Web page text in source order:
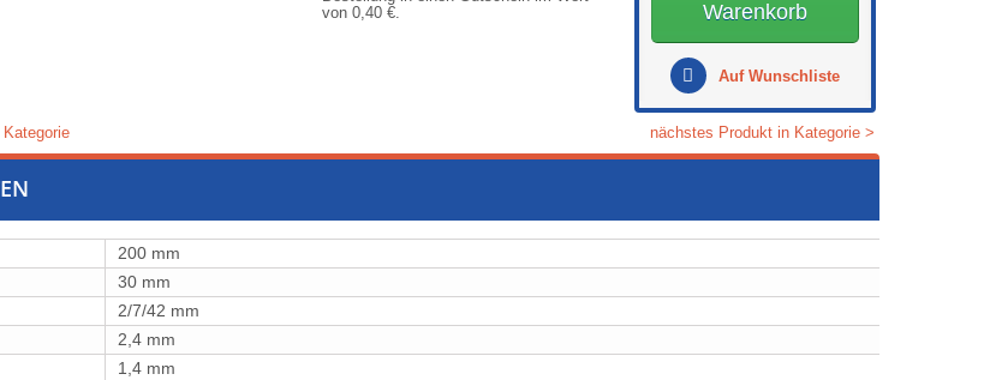
von 0,40 €.
Warenkorb
Auf Wunschliste
nächstes Produkt in Kategorie >
200 mm
30 mm
2/7/42 mm
2,4 mm
1,4 mm